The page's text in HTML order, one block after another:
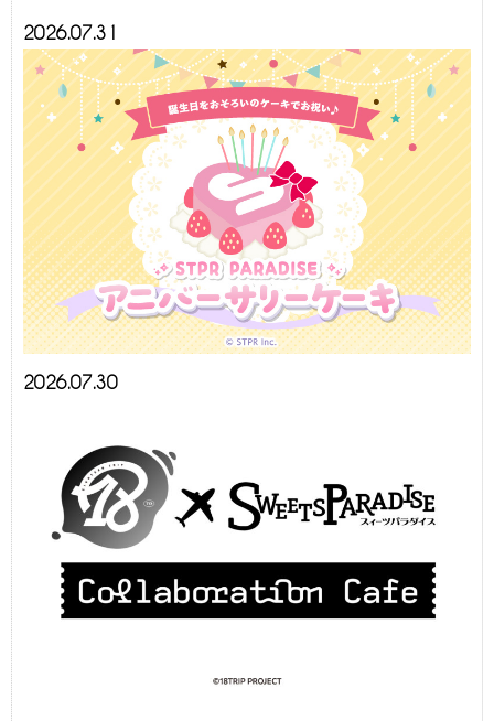
2026.07.31
2026.07.30